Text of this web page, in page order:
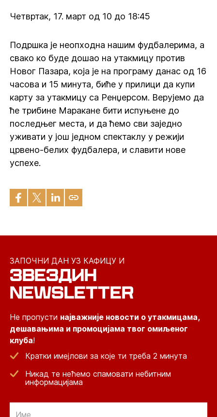
Четвртак, 17. март од 10 до 18:45
Подршка је неопходна нашим фудбалерима, а
свако ко буде дошао на утакмицу против
Новог Пазара, која је на програму данас од 16
часова и 15 минута, биће у прилици да купи
карту за утакмицу са Ренџерсом. Верујемо да
ће трибине Маракане бити испуњене до
последњег места, и да ћемо сви заједно
уживати у још једном спектаклу у режији
црвено-белих фудбалера, и славити нове
успехе.
ЗАПОЧНИ ДАН УЗ КАФИЦУ И
ЗВЕЗДИН
NEWSLETTER
Не пропусти најважније новости о утакмицама,
дешавањима и промоцијама твог омиљеног
клуба!
Кратки имејлови за које ти треба 2 минута
Никад те нећемо спамовати небитним
информацијама